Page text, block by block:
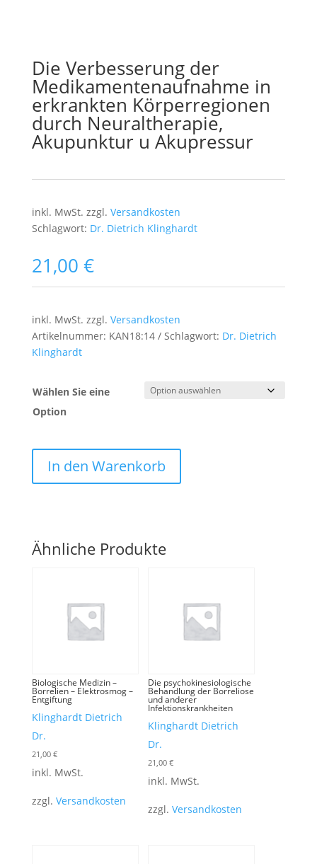
Die Verbesserung der
Medikamentenaufnahme in
erkrankten Körperregionen
durch Neuraltherapie,
Akupunktur u Akupressur
inkl. MwSt. zzgl. Versandkosten
Schlagwort: Dr. Dietrich Klinghardt
21,00 €
inkl. MwSt. zzgl. Versandkosten
Artikelnummer: KAN18:14 Schlagwort: Dr. Dietrich
Klinghardt
Wählen Sie eine
Option
In den Warenkorb
Ähnliche Produkte
Biologische Medizin –
Borrelien – Elektrosmog –
Entgiftung
Klinghardt Dietrich
Dr.
21,00 €
inkl. MwSt.
zzgl. Versandkosten
Die psychokinesiologische
Behandlung der Borreliose
und anderer
Infektionskrankheiten
Klinghardt Dietrich
Dr.
21,00 €
inkl. MwSt.
zzgl. Versandkosten